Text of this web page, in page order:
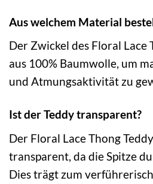
Aus welchem Material
Der Zwickel des Floral Lace
aus 100% Baumwolle, um
und Atmungsaktivität zu
Ist der Teddy transparent?
Der Floral Lace Thong
transparent, da die Spitze
Dies trägt zum